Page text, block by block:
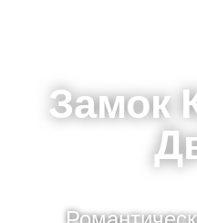
Замок